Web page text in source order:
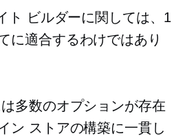
ト ビルダーに関しては、1
に適合するわけではあり
多数のオプションが存在
ン ストアの構築に一貫し